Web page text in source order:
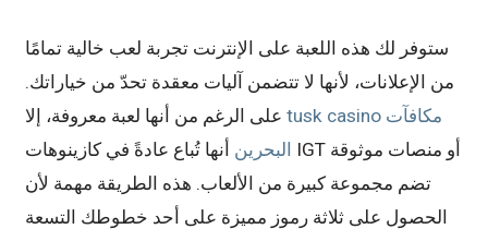
ستوفر لك هذه اللعبة على الإنترنت تجربة لعب خالية تمامًا
من الإعلانات، لأنها لا تتضمن آليات معقدة تحدّ من خياراتك.
على الرغم من أنها لعبة معروفة، إلاtusk casino مكافآت
البحرين أنها تُباع عادةً في كازينوهات IGT أو منصات موثوقة
تضم مجموعة كبيرة من الألعاب. هذه الطريقة مهمة لأن
الحصول على ثلاثة رموز مميزة على أحد خطوطك التسعة